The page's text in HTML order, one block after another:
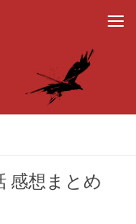
感想まとめ